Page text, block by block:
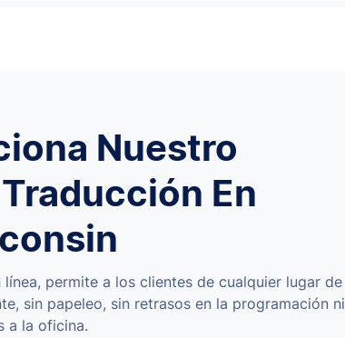
Nuestro
En
permite a los clientes de cualquier lugar de
sin papeleo, sin retrasos en la programación ni
a la oficina.